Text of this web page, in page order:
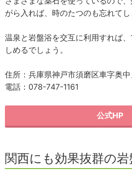
がら入れば、時のたつのも忘れてし
温泉と岩盤浴を交互に利用すれば
しめるでしょう。
住所：兵庫県神戸市須磨区車字奥
電話：078-747-1161
公式HP
関西にも効果抜群の